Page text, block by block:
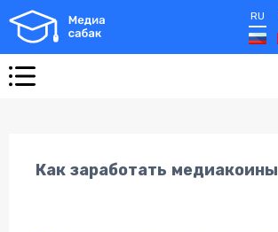
RU
Как заработать медиакоины